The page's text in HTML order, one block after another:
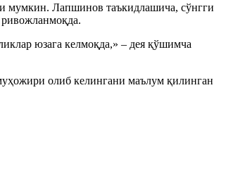
мумкин. Лапшинов таъкидлашича, сўнгги
ривожланмоқда.
юзага келмоқда,» – дея қўшимча
олиб келингани маълум қилинган